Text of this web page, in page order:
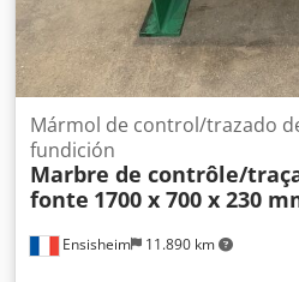
Ensisheim 11.890 km
Mármol de control/trazado
fundición
Marbre de contrôle/
fonte 1700 x 700 x 230